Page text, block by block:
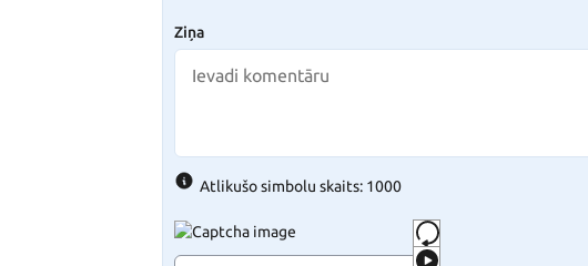
Ziņa
Atlikušo simbolu skaits: 1000